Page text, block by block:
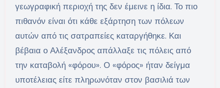
γεωγραφική περιοχή της δεν έμεινε η ίδια. Το πιο
πιθανόν είναι ότι κάθε εξάρτηση των πόλεων
αυτών από τις σατραπείες καταργήθηκε. Και
βέβαια ο Αλέξανδρος απάλλαξε τις πόλεις από
την καταβολή «φόρου». Ο «φόρος» ήταν δείγμα
υποτέλειας είτε πληρωνόταν στον βασιλιά των